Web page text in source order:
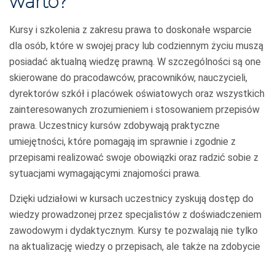
Kursy i szkolenia z zakresu prawa to doskonałe wsparcie
dla osób, które w swojej pracy lub codziennym życiu muszą
posiadać aktualną wiedzę prawną. W szczególności są one
skierowane do pracodawców, pracowników, nauczycieli,
dyrektorów szkół i placówek oświatowych oraz wszystkich
zainteresowanych zrozumieniem i stosowaniem przepisów
prawa. Uczestnicy kursów zdobywają praktyczne
umiejętności, które pomagają im sprawnie i zgodnie z
przepisami realizować swoje obowiązki oraz radzić sobie z
sytuacjami wymagającymi znajomości prawa.
Dzięki udziałowi w kursach uczestnicy zyskują dostęp do
wiedzy prowadzonej przez specjalistów z doświadczeniem
zawodowym i dydaktycznym. Kursy te pozwalają nie tylko
na aktualizację wiedzy o przepisach, ale także na zdobycie